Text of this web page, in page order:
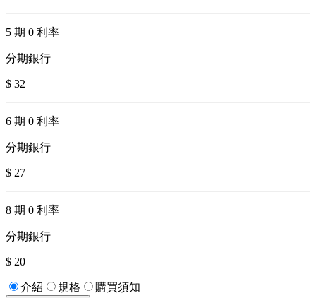
5 期 0 利率
分期銀行
$ 32
6 期 0 利率
分期銀行
$ 27
8 期 0 利率
分期銀行
$ 20
介紹 規格 購買須知